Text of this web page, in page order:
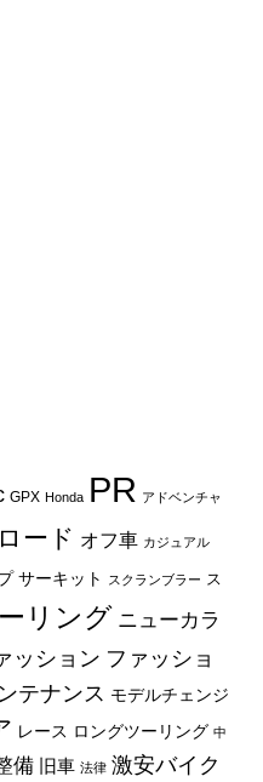
GPX Honda PR アドベンチャ
ード オフ車 カジュアル
サーキット スクランブラー ス
リング ニューカラ
ッション ファッショ
テナンス モデルチェンジ
レース ロングツーリング 中
備 旧車 法律 激安バイク